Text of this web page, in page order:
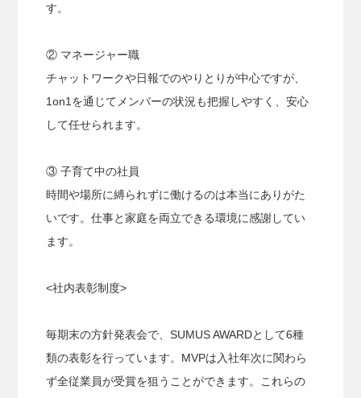
す。
② マネージャー職
チャットワークや日報でのやりとりが中心ですが、
1on1を通じてメンバーの状況も把握しやすく、安心
して任せられます。
③ 子育て中の社員
時間や場所に縛られずに働けるのは本当にありがた
いです。仕事と家庭を両立できる環境に感謝してい
ます。
<社内表彰制度>
毎期末の方針発表会で、SUMUS AWARDとして6種
類の表彰を行っています。MVPは入社年次に関わら
ず全従業員が受賞を狙うことができます。これらの